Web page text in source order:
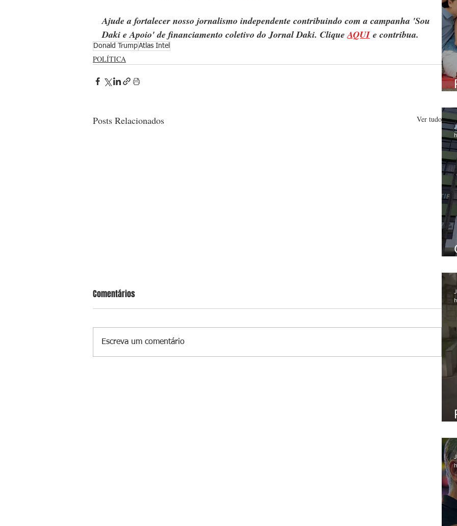
Ajude a fortalecer nosso jornalismo independente contribuindo com a campanha 'Sou
Daki e Apoio' de financiamento coletivo do Jornal Daki. Clique AQUI e contribua.
Donald TrumpAtlas Intel
POLÍTICA
Posts Relacionados Ver tudo
Comentários
Escreva um comentário